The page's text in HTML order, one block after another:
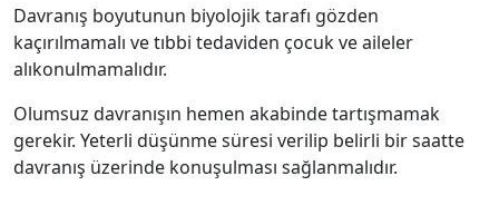
Davranış boyutunun biyolojik tarafı gözden
kaçırılmamalı ve tıbbi tedaviden çocuk ve aileler
alıkonulmamalıdır.
Olumsuz davranışın hemen akabinde tartışmamak
gerekir. Yeterli düşünme süresi verilip belirli bir saatte
davranış üzerinde konuşulması sağlanmalıdır.